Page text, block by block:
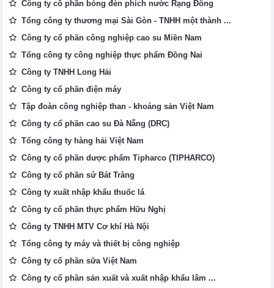
Công ty cổ phần bóng đèn phích nước Rạng Đông
Tổng công ty thương mại Sài Gòn - TNHH một thành ...
Công ty cổ phần công nghiệp cao su Miền Nam
Tổng công ty công nghiệp thực phẩm Đồng Nai
Công ty TNHH Long Hải
Công ty cổ phần điện máy
Tập đoàn công nghiệp than - khoáng sản Việt Nam
Công ty cổ phần cao su Đà Nẵng (DRC)
Tổng công ty hàng hải Việt Nam
Công ty cổ phần dược phẩm Tipharco (TIPHARCO)
Công ty cổ phần sứ Bát Tràng
Công ty xuất nhập khẩu thuốc lá
Công ty cổ phần thực phẩm Hữu Nghị
Công ty TNHH MTV Cơ khí Hà Nội
Tổng công ty máy và thiết bị công nghiệp
Công ty cổ phần sữa Việt Nam
Công ty cổ phần sản xuất và xuất nhập khẩu lâm ...